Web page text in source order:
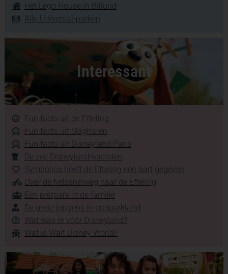
Het Lego House in Billund
Alle Universal-parken
Interessant
Fun facts uit de Efteling
Fun facts uit Slagharen
Fun facts uit Disneyland Paris
De zes Disneyland-kastelen
Symbolica heeft de Efteling een hart gegeven
Over de fietssnelweg naar de Efteling
Een pretpark in de familie
De grote jongens in pretparkland
Wat was er vóór Disneyland?
Wat is Walt Disney World?